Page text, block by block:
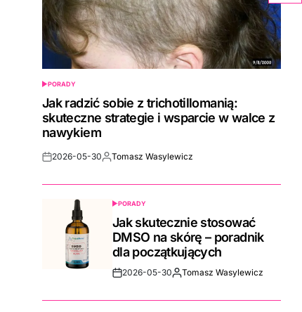
POSTED
IN
PORADY
Jak radzić sobie z trichotillomanią:
skuteczne strategie i wsparcie w walce z
nawykiem
Post2026-05-30By:Tomasz Wasylewicz
POSTED
IN
PORADY
Jak skutecznie stosować
DMSO na skórę – poradnik
dla początkujących
Post2026-05-30By:Tomasz Wasylewicz